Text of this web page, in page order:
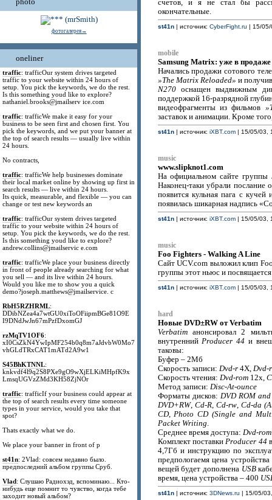
фотогалерея→
oneliner
traffic: trafficOur system drives targeted
traffic to your website within 24 hours of
setup. You pick the keywords, we do the rest.
Is this something youd like to explore?
nathaniel.brooks@jmailserv ice.com
traffic: trafficWe make it easy for your
business to be seen first and chosen first. You
pick the keywords, and we put your banner at
the top of search results — usually live within
24 hours.
No contracts,
traffic: trafficWe help businesses dominate
their local market online by showing up first in
search results — live within 24 hours.
Its quick, measurable, and flexible — you can
change or test new keywords an
traffic: trafficOur system drives targeted
traffic to your website within 24 hours of
setup. You pick the keywords, we do the rest.
Is this something youd like to explore?
andrew.collins@jmailservic e.com
traffic: trafficWe place your business directly
in front of people already searching for what
you sell — and its live within 24 hours.
Would you like me to show you a quick
demo?joseph.matthews@jmailservice. c
RbH5RZHRML:
DDibNZea4a7wtGU0xiToOFiipmBGe81O9E
I9DNdJwJn67mPzfDxomGJ
rzMqTV1OF6:
xI0CsZkN4YwIpMF254b0q8m7aJdvbW0Mo7
vhGLdTRxCAT1mATd2A9w1
S45BhKTNNL:
knkvdf4l9q2S8PXe9gO9wXjELKiMHpfK9x
LmsqUGVzZMd3KH58ZjNOr
traffic: trafficIf your business could appear at
the top of search results every time someone
types in your service, would you take that
spot?
Thats exactly what we do.
We place your banner in front of p
st41n: 2Vlad: совсем недавно было.
предпоследний альбом группы Сруб.
Vlad: Слушаю Радиохэд, вспоминаю... Кто-
нибудь еще помнит то чувство, когда тебе
заходит новый альбом?
счетов, и я не стал бы
окончательные.
st41n| источник: CyberFight.ru | 15/
mobile
Samsung Matrix: уже в продаже
Начались продажи сотового
»The Matrix Reloaded» и
N270оснащен выдвижным
поддержкой 16-разрядной
видеофрагменты из фильмов
заставок и анимации. Кроме
st41n| источник: iXBT.com| 15/05/03,
music
www.slipknot1.com
На официальном сайте группы
Наконец-таки убрали послание
появится кульная пага с
появилась шикарная надпись
st41n| источник: iXBT.com| 15/05/03,
music
Foo Fighters - Walking A Line
Сайт UCV.com выложил клип
группы этот ньюс и
st41n| источник: iXBT.com| 15/05/03,
hard
Новые DVD±RW от Verbatim
Verbatimанонсировал 2
внутреннийProducer 44 и
таковы:
Буфер – 2Мб
Скорость записи: Dvd-r4X, Dvd-
Скорость чтения: Dvd-rom12x,
Метод записи: Disc-At-ounce
Форматы дисков: DVD ROM
DVD+RW, Cd-R, Cd-rw,Cd-da
CD,Photo CD (Single and
Packet Writing.
Среднее время доступа: Dvd-rom
Комплект поставкиProducer 44
4,7Гб и инструкцию по
предпологаемя цена
вещей будет дополнена USB
время, цена устройства – 400
st41n| источник: 3DNews.ru | 15/05/